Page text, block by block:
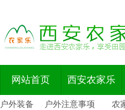
网站首页 西安农家乐
户外装备 户外注意事项 农